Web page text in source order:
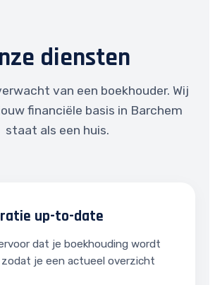
diensten
van een boekhouder. Wij
financiële basis in Barchem
staat als een huis.
up-to-date
dat je boekhouding wordt
je een actueel overzicht